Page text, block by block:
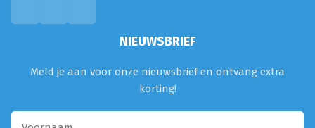
NIEUWSBRIEF
Meld je aan voor onze nieuwsbrief en ontvang extra
korting!